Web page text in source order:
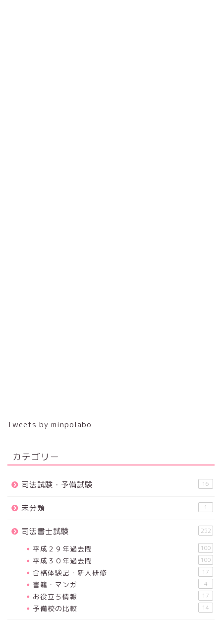
Tweets by minpolabo
カテゴリー
司法試験・予備試験 16
未分類 1
司法書士試験 252
平成２９年過去問 100
平成３０年過去問 100
合格体験記・新人研修 17
書籍・マンガ 4
お役立ち情報 17
予備校の比較 14